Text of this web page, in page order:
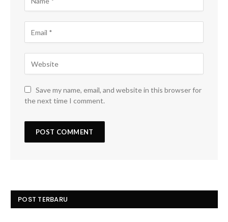
Save my name, email, and website in this browser for
the next time I comment.
POST TERBARU